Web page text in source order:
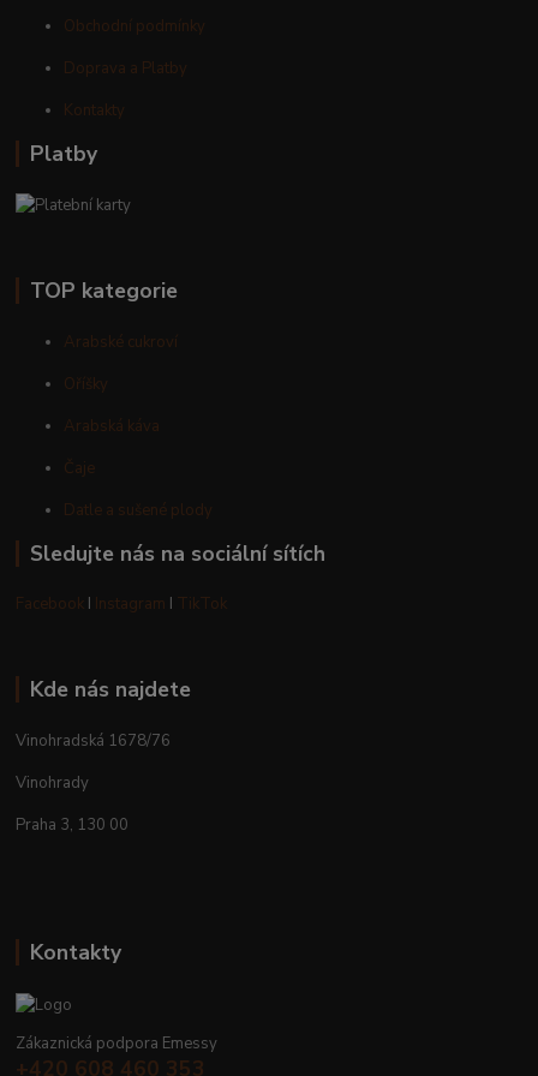
Obchodní podmínky
Doprava a Platby
Kontakty
Platby
TOP kategorie
Arabské cukroví
Oříšky
Arabská káva
Čaje
Datle a sušené plody
Sledujte nás na sociální sítích
Facebook I Instagram I TikTok
Kde nás najdete
Vinohradská 1678/76
Vinohrady
Praha 3, 130 00
Kontakty
Zákaznická podpora Emessy
+420 608 460 353